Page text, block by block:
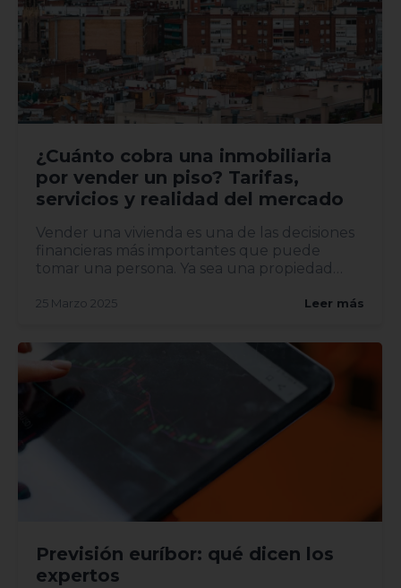
¿Cuánto cobra una inmobiliaria
por vender un piso? Tarifas,
servicios y realidad del mercado
Vender una vivienda es una de las decisiones
financieras más importantes que puede
tomar una persona. Ya sea una propiedad
25 Marzo 2025 Leer más
Previsión euríbor: qué dicen los
expertos